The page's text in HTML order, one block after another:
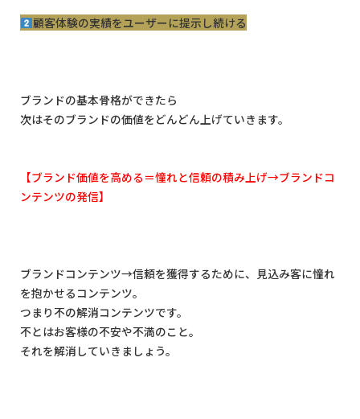
顧客体験の実績をユーザーに提示し続ける
ブランドの基本骨格ができたら
次はそのブランドの価値をどんどん上げていきます。
【ブランド価値を高める＝憧れと信頼の積み上げ→ブランドコ
ンテンツの発信】
ブランドコンテンツ→信頼を獲得するために、見込み客に憧れ
を抱かせるコンテンツ。
つまり不の解消コンテンツです。
不とはお客様の不安や不満のこと。
それを解消していきましょう。